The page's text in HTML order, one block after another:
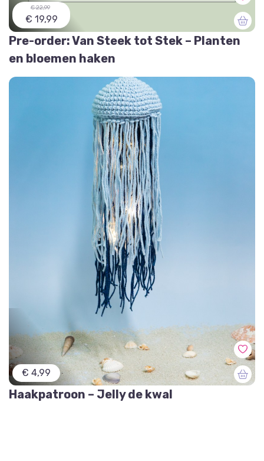
€ 22,99
€ 19,99
Pre-order: Van Steek tot Stek – Planten
en bloemen haken
€ 4,99
Haakpatroon – Jelly de kwal